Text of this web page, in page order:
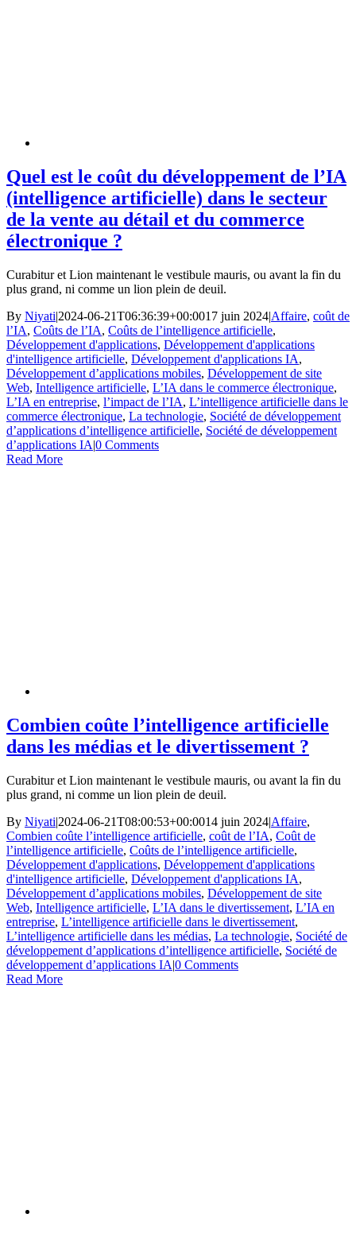
Quel est le coût du développement de l’IA
(intelligence artificielle) dans le secteur
de la vente au détail et du commerce
électronique ?
Curabitur et Lion maintenant le vestibule mauris, ou avant la fin du
plus grand, ni comme un lion plein de deuil.
By Niyati|2024-06-21T06:36:39+00:0017 juin 2024|Affaire, coût de
l’IA, Coûts de l’IA, Coûts de l’intelligence artificielle,
Développement d'applications, Développement d'applications
d'intelligence artificielle, Développement d'applications IA,
Développement d’applications mobiles, Développement de site
Web, Intelligence artificielle, L’IA dans le commerce électronique,
L’IA en entreprise, l’impact de l’IA, L’intelligence artificielle dans le
commerce électronique, La technologie, Société de développement
d’applications d’intelligence artificielle, Société de développement
d’applications IA|0 Comments
Read More
Combien coûte l’intelligence artificielle
dans les médias et le divertissement ?
Curabitur et Lion maintenant le vestibule mauris, ou avant la fin du
plus grand, ni comme un lion plein de deuil.
By Niyati|2024-06-21T08:00:53+00:0014 juin 2024|Affaire,
Combien coûte l’intelligence artificielle, coût de l’IA, Coût de
l’intelligence artificielle, Coûts de l’intelligence artificielle,
Développement d'applications, Développement d'applications
d'intelligence artificielle, Développement d'applications IA,
Développement d’applications mobiles, Développement de site
Web, Intelligence artificielle, L’IA dans le divertissement, L’IA en
entreprise, L’intelligence artificielle dans le divertissement,
L’intelligence artificielle dans les médias, La technologie, Société de
développement d’applications d’intelligence artificielle, Société de
développement d’applications IA|0 Comments
Read More